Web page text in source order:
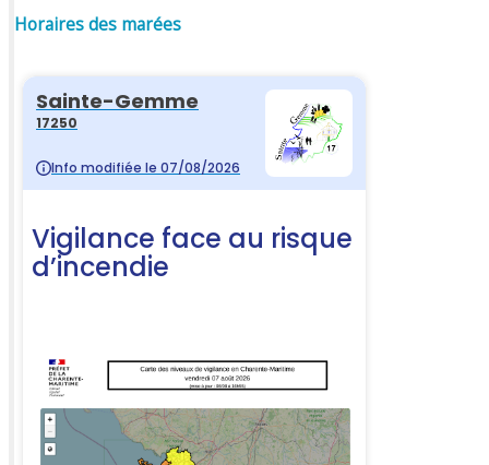
Horaires des marées